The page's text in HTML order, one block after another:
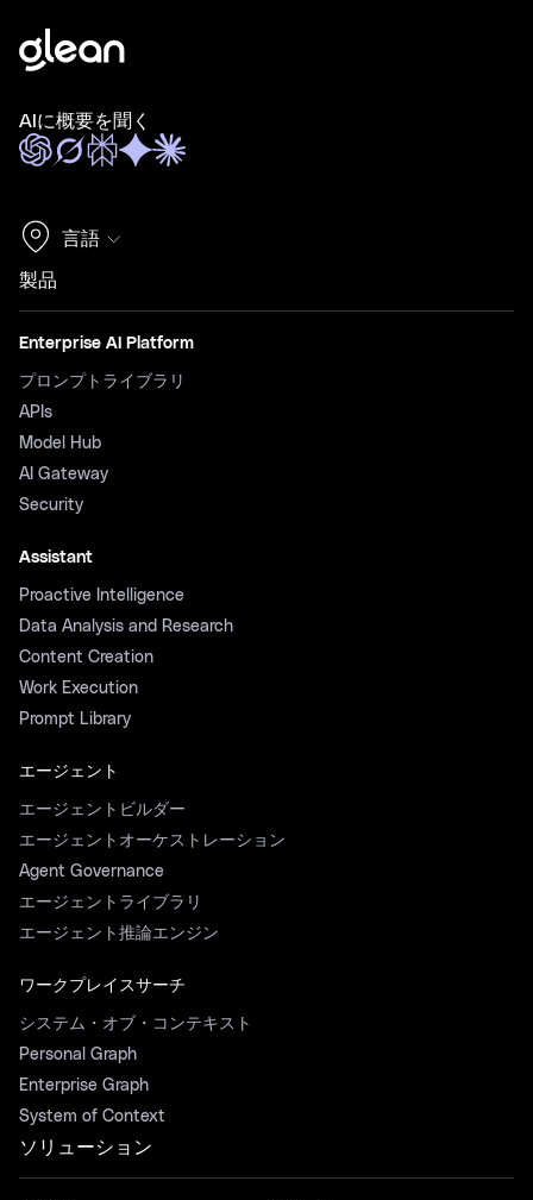
AIに概要を聞く
言語
製品
Enterprise AI Platform
プロンプトライブラリ
APIs
Model Hub
AI Gateway
Security
Assistant
Proactive Intelligence
Data Analysis and Research
Content Creation
Work Execution
Prompt Library
エージェント
エージェントビルダー
エージェントオーケストレーション
Agent Governance
エージェントライブラリ
エージェント推論エンジン
ワークプレイスサーチ
システム・オブ・コンテキスト
Personal Graph
Enterprise Graph
System of Context
ソリューション